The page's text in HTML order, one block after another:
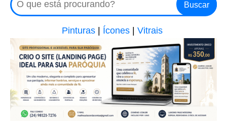
Buscar
Pinturas Ícones Vitrais